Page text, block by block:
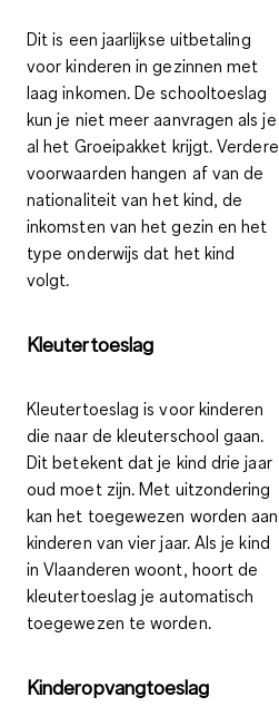
Dit is een jaarlijkse uitbetaling
voor kinderen in gezinnen met
laag inkomen. De schooltoeslag
kun je niet meer aanvragen als je
al het Groeipakket krijgt. Verdere
voorwaarden hangen af van de
nationaliteit van het kind, de
inkomsten van het gezin en het
type onderwijs dat het kind
volgt.
Kleutertoeslag
Kleutertoeslag is voor kinderen
die naar de kleuterschool gaan.
Dit betekent dat je kind drie jaar
oud moet zijn. Met uitzondering
kan het toegewezen worden aan
kinderen van vier jaar. Als je kind
in Vlaanderen woont, hoort de
kleutertoeslag je automatisch
toegewezen te worden.
Kinderopvangtoeslag